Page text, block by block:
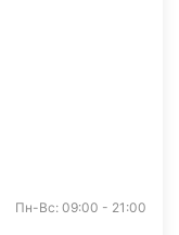
Пн-Вс: 09:00 - 21:00